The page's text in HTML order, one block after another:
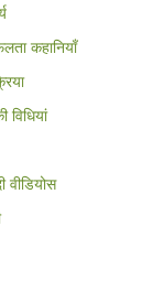
कहानियाँ
विधियां
वीडियोस